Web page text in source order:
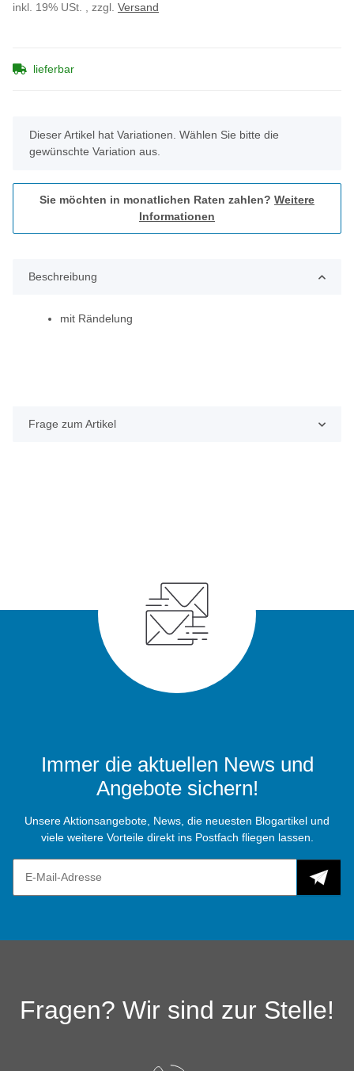
inkl. 19% USt. , zzgl. Versand
lieferbar
x
Dieser Artikel hat Variationen. Wählen Sie bitte die
gewünschte Variation aus.
Sie möchten in monatlichen Raten zahlen? Weitere
Informationen
Beschreibung
mit Rändelung
Frage zum Artikel
Immer die aktuellen News und
Angebote sichern!
Unsere Aktionsangebote, News, die neuesten Blogartikel und
viele weitere Vorteile direkt ins Postfach fliegen lassen.
Fragen? Wir sind zur Stelle!